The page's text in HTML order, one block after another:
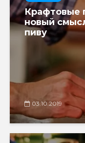
Крафтовые
новый
пиву
03.10.2019